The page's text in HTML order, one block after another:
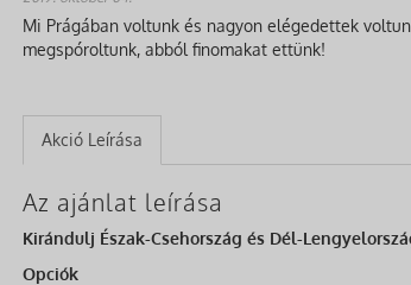
Mi Prágában voltunk és nagyon elégedettek
megspóroltunk, abból finomakat ettünk!
Akció Leírása
Az ajánlat leírása
Kirándulj Észak-Csehország és Dél-
Opciók